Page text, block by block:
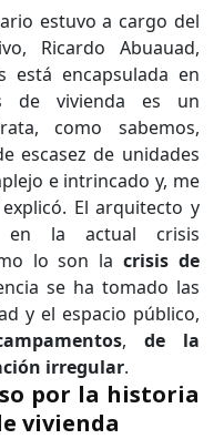
estuvo a cargo del
Ricardo Abuauad,
está encapsulada en
de vivienda es un
como sabemos,
escasez de unidades
e intrincado y, me
El arquitecto y
en la actual crisis
lo son la crisis de
se ha tomado las
y el espacio público,
, de la
irregular.
por la historia
vivienda